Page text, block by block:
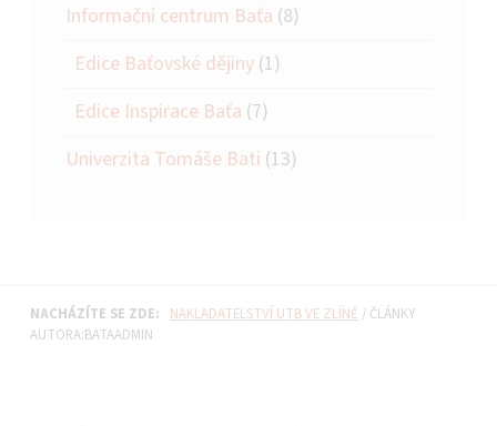
Informační centrum Baťa (8)
Edice Baťovské dějiny (1)
Edice Inspirace Baťa (7)
Univerzita Tomáše Bati (13)
NACHÁZÍTE SE ZDE: NAKLADATELSTVÍ UTB VE ZLÍNĚ / ČLÁNKY
AUTORA:BATAADMIN